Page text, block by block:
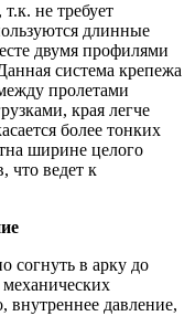
не требует
длинные
двумя профилями
система крепежа
пролетами
края легче
более тонких
ширине целого
что ведет к
согнуть в арку до
внутреннее давление,